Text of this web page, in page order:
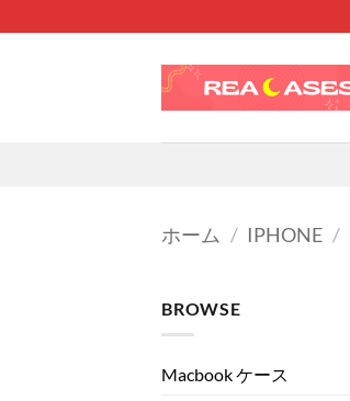
to
ホーム / IPHONE /
BROWSE
Macbook ケース